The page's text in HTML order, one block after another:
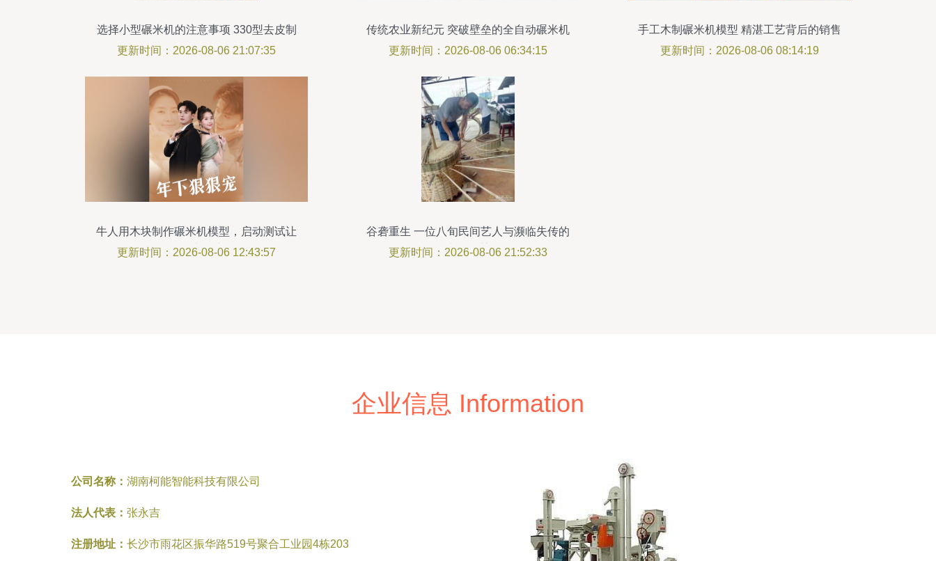
选择小型碾米机的注意事项 330型去皮制
糁机解析
更新时间：2026-08-06 21:07:35
传统农业新纪元 突破壁垒的全自动碾米机
销售秘诀
更新时间：2026-08-06 06:34:15
手工木制碾米机模型 精湛工艺背后的销售
新思路
更新时间：2026-08-06 08:14:19
牛人用木块制作碾米机模型，启动测试让
人叹为观止
更新时间：2026-08-06 12:43:57
谷砻重生 一位八旬民间艺人与濒临失传的
古代智慧
更新时间：2026-08-06 21:52:33
企业信息 Information
公司名称： 湖南柯能智能科技有限公司
法人代表： 张永吉
注册地址： 长沙市雨花区振华路519号聚合工业园4栋203